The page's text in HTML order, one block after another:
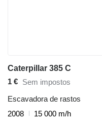
Caterpillar 385 C
1 € Sem impostos
Escavadora de rastos
2008
15 000 m/h